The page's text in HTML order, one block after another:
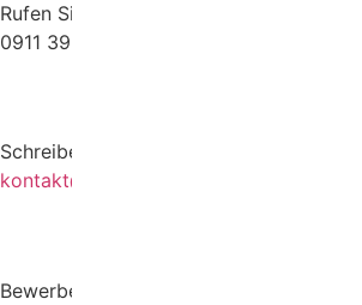
Rufen Sie uns gerne an
0911 39372790
Schreiben Sie uns gerne eine E-Mail
kontakt@stb-becker-zeiler.de
Bewerben Sie sich online oder per E-Mail